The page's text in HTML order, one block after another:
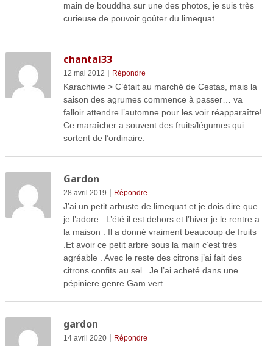
main de bouddha sur une des photos, je suis très
curieuse de pouvoir goûter du limequat…
chantal33
12 mai 2012 | Répondre
Karachiwie > C’était au marché de Cestas, mais la
saison des agrumes commence à passer… va
falloir attendre l’automne pour les voir réapparaître!
Ce maraîcher a souvent des fruits/légumes qui
sortent de l’ordinaire.
Gardon
28 avril 2019 | Répondre
J’ai un petit arbuste de limequat et je dois dire que
je l’adore . L’été il est dehors et l’hiver je le rentre a
la maison . Il a donné vraiment beaucoup de fruits
.Et avoir ce petit arbre sous la main c’est trés
agréable . Avec le reste des citrons j’ai fait des
citrons confits au sel . Je l’ai acheté dans une
pépiniere genre Gam vert .
gardon
14 avril 2020| Répondre